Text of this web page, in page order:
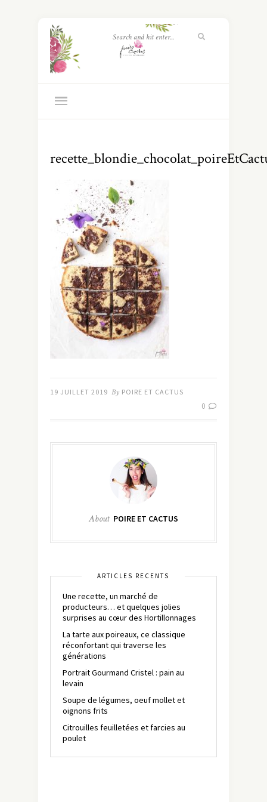
19 JUILLET 2019 By POIRE ET CACTUS
0
About POIRE ET CACTUS
ARTICLES RÉCENTS
Une recette, un marché de
producteurs… et quelques jolies
surprises au cœur des Hortillonnages
La tarte aux poireaux, ce classique
réconfortant qui traverse les
générations
Portrait Gourmand Cristel : pain au
levain
Soupe de légumes, oeuf mollet et
oignons frits
Citrouilles feuilletées et farcies au
poulet